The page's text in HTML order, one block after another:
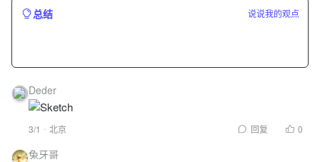
总结 说说我的观点
Deder
3/1 北京 回复 0
兔牙哥